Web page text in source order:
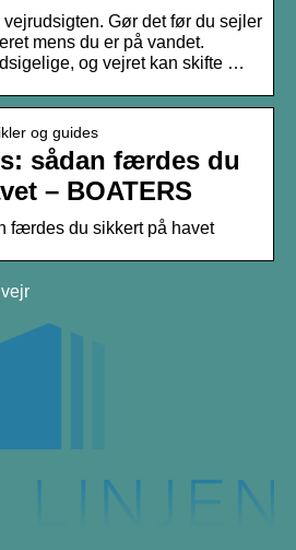
Gør det før du sejler
mens du er på vandet.
og vejret kan skifte …
og guides
sådan færdes du
– BOATERS
færdes du sikkert på havet